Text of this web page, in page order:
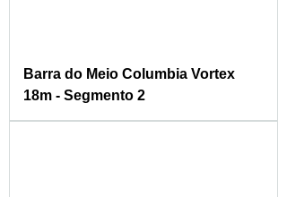
Barra do Meio Columbia Vortex
18m - Segmento 2